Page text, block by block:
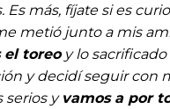
más, fíjate si es
metió junto a mis
el toreoy lo sacrificado
y decidí seguir con
serios y vamos a por